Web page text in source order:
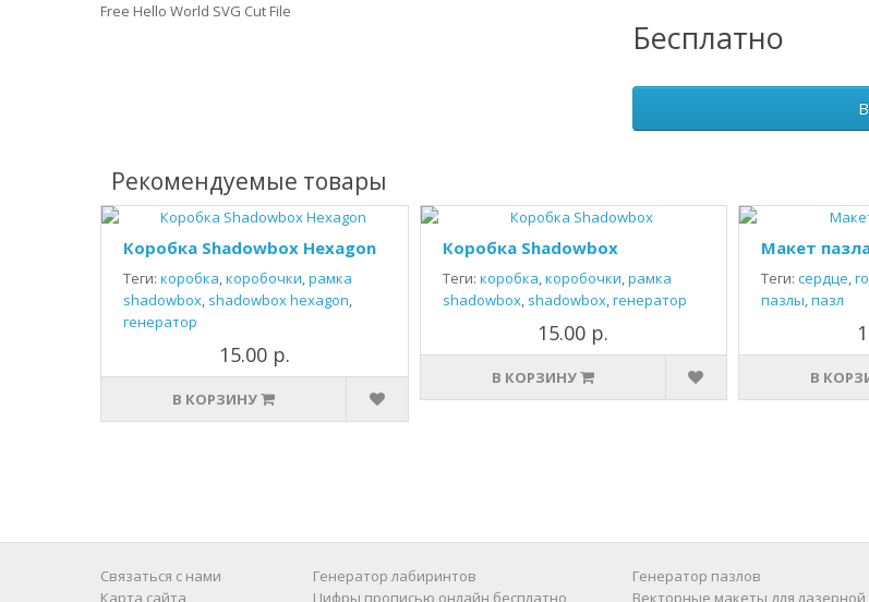
Free Hello World SVG Cut File
Бесплатно
Рекомендуемые товары
Коробка Shadowbox Hexagon
Теги: коробка,коробочки,рамка
shadowbox, shadowbox hexagon,
генератор
15.00 р.
В КОРЗИНУ
Коробка Shadowbox
Теги: коробка,коробочки,рамка
shadowbox, shadowbox,генератор
15.00 р.
В КОРЗИНУ
Макет
Теги: сердце,
пазлы,пазл
В
Связаться с нами
Карта сайта
Генератор лабиринтов
Цифры прописью онлайн бесплатно
Генератор пазлов
Векторные макеты для лазерной